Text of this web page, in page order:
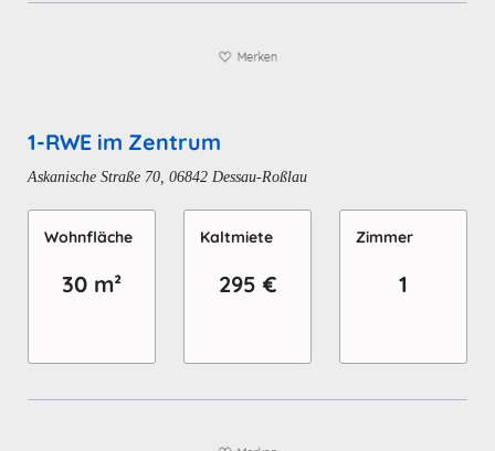
1-RWE im Zentrum
Askanische Straße 70, 06842 Dessau-Roßlau
Wohn­fläche
30 m²
Kaltmiete
295 €
Zimmer
1